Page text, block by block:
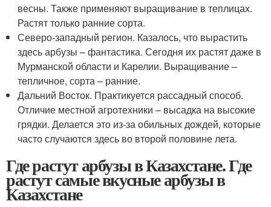
весны. Также применяют выращивание в теплицах.
Растят только ранние сорта.
Северо-западный регион. Казалось, что вырастить
здесь арбузы – фантастика. Сегодня их растят даже в
Мурманской области и Карелии. Выращивание –
тепличное, сорта – ранние.
Дальний Восток. Практикуется рассадный способ.
Отличие местной агротехники – высадка на высокие
грядки. Делается это из-за обильных дождей, которые
часто случаются здесь во второй половине лета.
Где растут арбузы в Казахстане. Где
растут самые вкусные арбузы в
Казахстане